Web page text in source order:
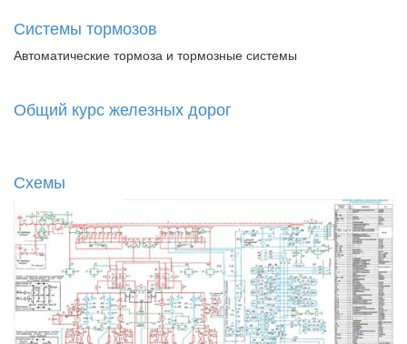
Системы тормозов
Автоматические тормоза и тормозные системы
Общий курс железных дорог
Схемы